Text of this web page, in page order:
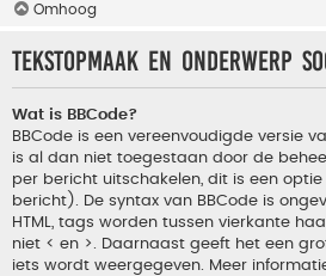
Omhoog
Tekstopmaak en onderwerp
Wat is BBCode?
BBCode is een vereenvoudigde versie
is al dan niet toegestaan door de
per bericht uitschakelen, dit is een
bericht). De syntax van BBCode is
HTML, tags worden tussen vierkante
niet < en >. Daarnaast geeft het een
iets wordt weergegeven. Meer